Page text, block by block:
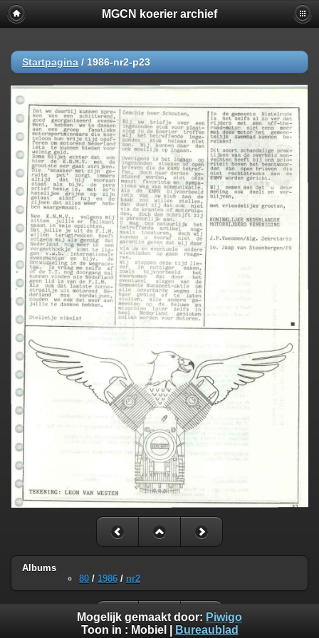
MGCN koerier archief
Startpagina / 1986-nr2-p23
Albums
80 / 1986 / nr2
Mogelijk gemaakt door: Piwigo
Toon in : Mobiel Bureaublad